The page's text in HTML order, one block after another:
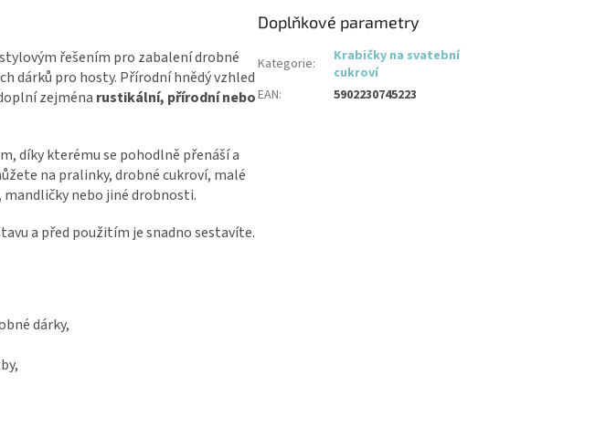
řešením pro zabalení drobné
dárků pro hosty. Přírodní hnědý vzhled
zejména rustikální, přírodní nebo
díky kterému se pohodlně přenáší a
na pralinky, drobné cukroví, malé
nebo jiné drobnosti.
a před použitím je snadno sestavíte.
dárky,
Doplňkové parametry
Kategorie:
Krabičky na svatební
cukroví
EAN: 5902230745223